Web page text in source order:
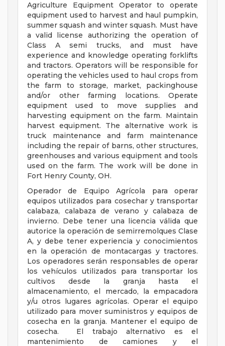
Agriculture Equipment Operator to operate
equipment used to harvest and haul pumpkin,
summer squash and winter squash. Must have
a valid license authorizing the operation of
Class A semi trucks, and must have
experience and knowledge operating forklifts
and tractors. Operators will be responsible for
operating the vehicles used to haul crops from
the farm to storage, market, packinghouse
and/or other farming locations. Operate
equipment used to move supplies and
harvesting equipment on the farm. Maintain
harvest equipment. The alternative work is
truck maintenance and farm maintenance
including the repair of barns, other structures,
greenhouses and various equipment and tools
used on the farm. The work will be done in
Fort Henry County, OH.
Operador de Equipo Agrícola para operar
equipos utilizados para cosechar y transportar
calabaza, calabaza de verano y calabaza de
invierno. Debe tener una licencia válida que
autorice la operación de semirremolques Clase
A, y debe tener experiencia y conocimientos
en la operación de montacargas y tractores.
Los operadores serán responsables de operar
los vehículos utilizados para transportar los
cultivos desde la granja hasta el
almacenamiento, el mercado, la empacadora
y/u otros lugares agrícolas. Operar el equipo
utilizado para mover suministros y equipos de
cosecha en la granja. Mantener el equipo de
cosecha. El trabajo alternativo es el
mantenimiento de camiones y el